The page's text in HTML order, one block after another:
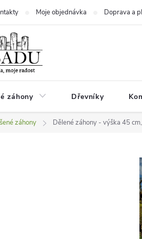
Moje objednávka Doprava a
záhony Dřevníky
záhony Dělené záhony - výška 45